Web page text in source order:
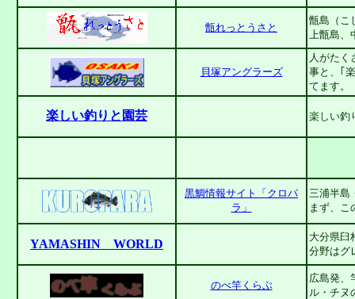
甑れっとうさと
甑島（こ
上甑島、
貝塚アングラーズ
人がたく
事と、｢
てます。
楽しい釣りと園芸 楽しい釣
黒鯛情報サイト「クロパ
ラ」
三浦半島
まず、こ
YAMASHIN WORLD
大分県臼
分野はグ
のべ竿くらぶ
広島発、
ル・チヌ